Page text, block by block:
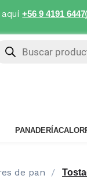
aquí+56 9 4191 6447
PANADERÍACALOR
de pan